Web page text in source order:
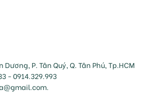
Dương, P. Tân Quý, Q. Tân Phú, Tp.HCM
- 0914.329.993